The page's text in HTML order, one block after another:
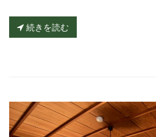
続きを読む